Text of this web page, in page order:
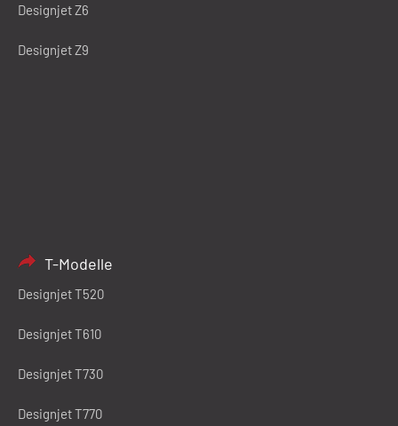
Designjet Z6
Designjet Z9
T-Modelle
Designjet T520
Designjet T610
Designjet T730
Designjet T770